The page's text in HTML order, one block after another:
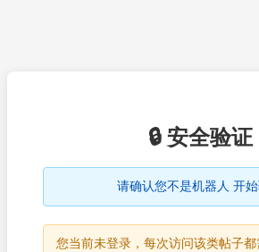
🔒 安全验证
请确认您不是机器人 开
您当前未登录，每次访问该类帖子